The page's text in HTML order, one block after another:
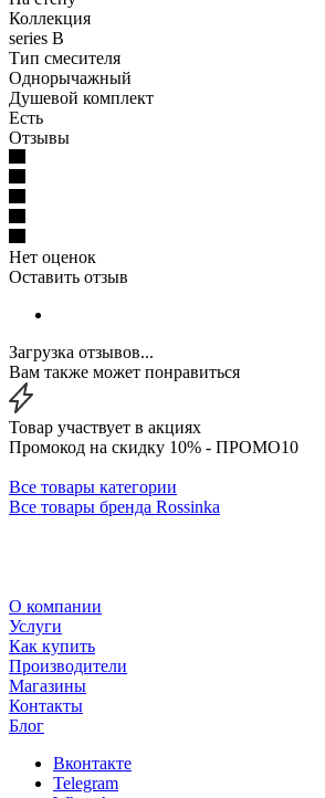
Коллекция
series B
Тип смесителя
Однорычажный
Душевой комплект
Есть
Отзывы
Нет оценок
Оставить отзыв
Загрузка отзывов...
Вам также может понравиться
Товар участвует в акциях
Промокод на скидку 10% - ПРОМО10
Все товары категории
Все товары бренда Rossinka
О компании
Услуги
Как купить
Производители
Магазины
Контакты
Блог
Вконтакте
Telegram